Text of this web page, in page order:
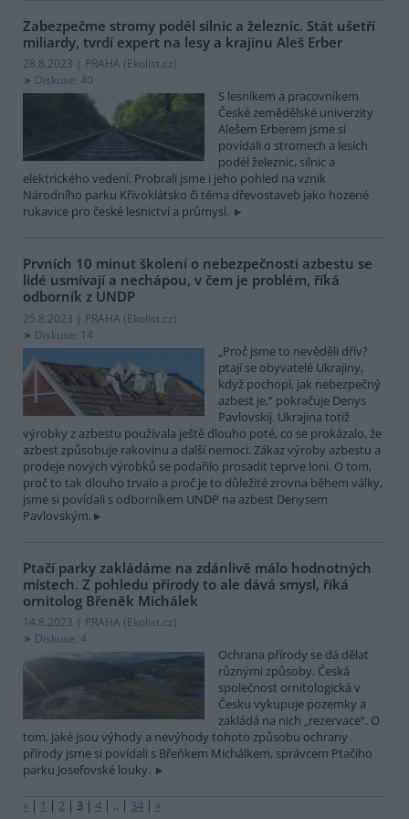
Zabezpečme stromy podél silnic a železnic. Stát ušetří
miliardy, tvrdí expert na lesy a krajinu Aleš Erber
28.8.2023 | PRAHA (Ekolist.cz)
Diskuse: 40
S lesníkem a pracovníkem
České zemědělské univerzity
Alešem Erberem jsme si
povídali o stromech a lesích
podél železnic, silnic a
elektrického vedení. Probrali jsme i jeho pohled na vznik
Národního parku Křivoklátsko či téma dřevostaveb jako hozené
rukavice pro české lesnictví a průmysl.
Prvních 10 minut školení o nebezpečnosti azbestu se
lidé usmívají a nechápou, v čem je problém, říká
odborník z UNDP
25.8.2023 | PRAHA (Ekolist.cz)
Diskuse: 14
„Proč jsme to nevěděli dřív?
ptají se obyvatelé Ukrajiny,
když pochopí, jak nebezpečný
azbest je,“ pokračuje Denys
Pavlovskij. Ukrajina totiž
výrobky z azbestu používala ještě dlouho poté, co se prokázalo, že
azbest způsobuje rakovinu a další nemoci. Zákaz výroby azbestu a
prodeje nových výrobků se podařilo prosadit teprve loni. O tom,
proč to tak dlouho trvalo a proč je to důležité zrovna během války,
jsme si povídali s odborníkem UNDP na azbest Denysem
Pavlovským.
Ptačí parky zakládáme na zdánlivě málo hodnotných
místech. Z pohledu přírody to ale dává smysl, říká
ornitolog Břeněk Michálek
14.8.2023 | PRAHA (Ekolist.cz)
Diskuse: 4
Ochrana přírody se dá dělat
různými způsoby. Česká
společnost ornitologická v
Česku vykupuje pozemky a
zakládá na nich „rezervace“. O
tom, jaké jsou výhody a nevýhody tohoto způsobu ochrany
přírody jsme si povídali s Břeňkem Michálkem, správcem Ptačího
parku Josefovské louky.
« | 1 | 2 | 3 | 4 | .. | 34 | »